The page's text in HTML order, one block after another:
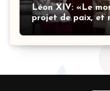
Léon XIV: «Le
projet de paix, et
stratégies armées»